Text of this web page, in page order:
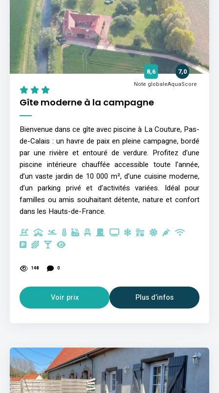
Gîte moderne à la campagne
8,6
Note globale
7,0
AquaScore
Bienvenue dans ce gîte avec piscine à La Couture, Pas-
de-Calais : un havre de paix en pleine campagne, bordé
par une rivière et entouré de verdure. Profitez d’une
piscine intérieure chauffée accessible toute l’année,
d’un vaste jardin de 10 000 m², d’une cuisine moderne,
d’un parking privé et d’activités variées. Idéal pour
familles ou amis souhaitant détente, nature et confort
dans les Hauts-de-France.
148 0
Voir prix Plus d’infos